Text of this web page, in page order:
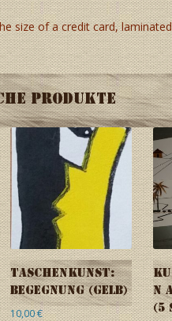
size of a credit card,
Produkte
Taschenkunst:
Begegnung (gelb)
10,00€
n
(5